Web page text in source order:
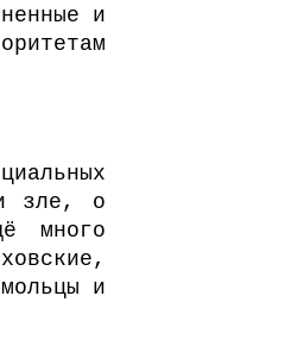
и
и зле, о
много
и